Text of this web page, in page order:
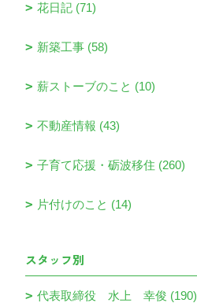
花日記 (71)
新築工事 (58)
薪ストーブのこと (10)
不動産情報 (43)
子育て応援・砺波移住 (260)
片付けのこと (14)
スタッフ別
代表取締役 水上 幸俊 (190)